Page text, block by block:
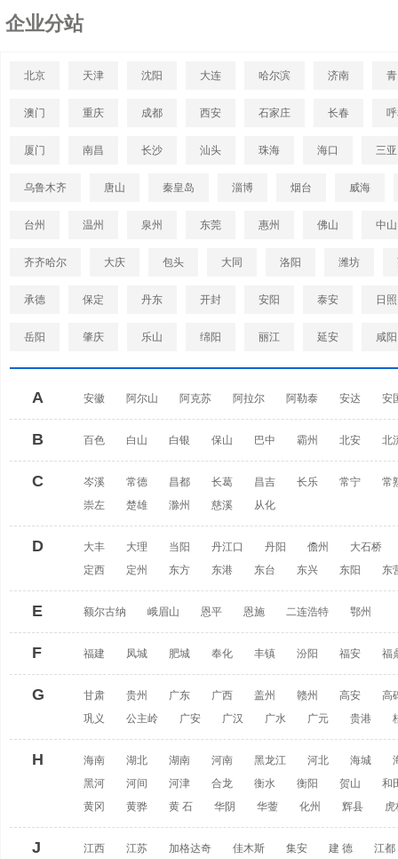
企业分站
北京 天津 沈阳 大连 哈尔滨 济南
澳门 重庆 成都 西安 石家庄 长春
厦门 南昌 长沙 汕头 珠海 海口 三亚
乌鲁木齐 唐山 秦皇岛 淄博 烟台 威海
台州 温州 泉州 东莞 惠州 佛山 中山
齐齐哈尔 大庆 包头 大同 洛阳 潍坊
承德 保定 丹东 开封 安阳 泰安 日照
岳阳 肇庆 乐山 绵阳 丽江 延安 咸阳
A 安徽 阿尔山 阿克苏 阿拉尔 阿勒泰 安达 安
B 百色 白山 白银 保山 巴中 霸州 北安 北
C 岑溪 常德 昌都 长葛 昌吉 长乐 常宁
常
崇左
楚雄 滁州 慈溪 从化
D 大丰 大理 当阳 丹江口 丹阳 儋州
大石桥
定西
定州 东方 东港 东台 东兴 东阳 东
E 额尔古纳 峨眉山 恩平 恩施 二连浩特 鄂州
F 福建 凤城 肥城 奉化 丰镇 汾阳 福安 福
G 甘肃 贵州 广东 广西 盖州 赣州 高安
高
巩义
公主岭 广安 广汉 广水 广元 贵港
H 海南 湖北 湖南 河南 黑龙江 河北 海城
黑河
河间 河津 合龙 衡水 衡阳 贺山
和
黄冈
黄骅 黄 石 华阴 华蓥 化州 辉县 虎
J 江西 江苏 加格达奇 佳木斯 集安 建 德
江都